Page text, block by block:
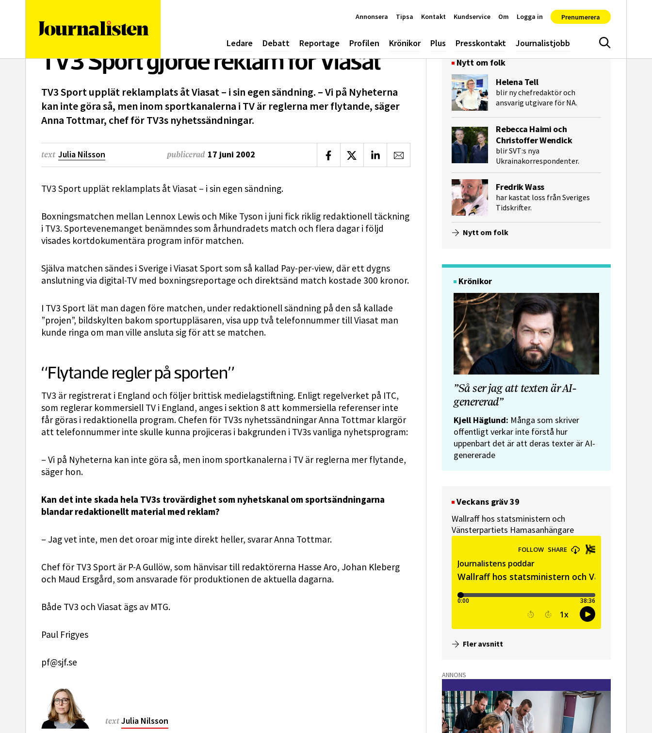
Ledare Debatt Reportage Profilen Krönikor Plus Presskontakt Journalistjobb Sök
Annonsera Tipsa Kontakt Kundservice Om Logga in Prenumerera
TV3 Sport gjorde reklam för Viasat
TV3 Sport upplät reklamplats åt Viasat – i sin egen sändning. – Vi på Nyheterna
kan inte göra så, men inom sportkanalerna i TV är reglerna mer flytande, säger
Anna Tottmar, chef för TV3s nyhetssändningar.
text Julia Nilsson publicerad 17 juni 2002 Dela på Facebook
Dela på XDela på LinkedIn
Dela via e-post
TV3 Sport upplät reklamplats åt Viasat – i sin egen sändning.
Boxningsmatchen mellan Lennox Lewis och Mike Tyson i juni fick riklig redaktionell täckning
i TV3. Sportevenemanget benämndes som århundradets match och flera dagar i följd
visades kortdokumentära program inför matchen.
Själva matchen sändes i Sverige i Viasat Sport som så kallad Pay-per-view, där ett dygns
anslutning via digital-TV med boxningsreportage och direktsänd match kostade 300 kronor.
I TV3 Sport lät man dagen före matchen, under redaktionell sändning på den så kallade
”projen”, bildskylten bakom sportuppläsaren, visa upp två telefonnummer till Viasat man
kunde ringa om man ville ansluta sig för att se matchen.
“Flytande regler på sporten”
TV3 är registrerat i England och följer brittisk medielagstiftning. Enligt regelverket på ITC,
som reglerar kommersiell TV i England, anges i sektion 8 att kommersiella referenser inte
får göras i redaktionella program. Chefen för TV3s nyhetssändningar Anna Tottmar klargör
att telefonnummer inte skulle kunna projiceras i bakgrunden i TV3s vanliga nyhetsprogram:
– Vi på Nyheterna kan inte göra så, men inom sportkanalerna i TV är reglerna mer flytande,
säger hon.
Kan det inte skada hela TV3s trovärdighet som nyhetskanal om sportsändningarna
blandar redaktionellt material med reklam?
– Jag vet inte, men det oroar mig inte direkt heller, svarar Anna Tottmar.
Chef för TV3 Sport är P-A Gullöw, som hänvisar till redaktörerna Hasse Aro, Johan Kleberg
och Maud Ersgård, som ansvarade för produktionen de aktuella dagarna.
Både TV3 och Viasat ägs av MTG.
Paul Frigyes
pf@sjf.se
text Julia Nilsson
Nytt om folk
Helena Tell
blir ny chefredaktör och
ansvarig utgivare för NA.
Rebecca Haimi och
Christoffer Wendick
blir SVT:s nya
Ukrainakorrespondenter.
Fredrik Wass
har kastat loss från Sveriges
Tidskrifter.
Nytt om folk
Krönikor
”Så ser jag att texten är AI-
genererad”
Kjell Häglund: Många som skriver
offentligt verkar inte förstå hur
uppenbart det är att deras texter är AI-
genererade
Veckans gräv 39
Wallraff hos statsministern och
Vänsterpartiets Hamasanhängare
Fler avsnitt
ANNONS